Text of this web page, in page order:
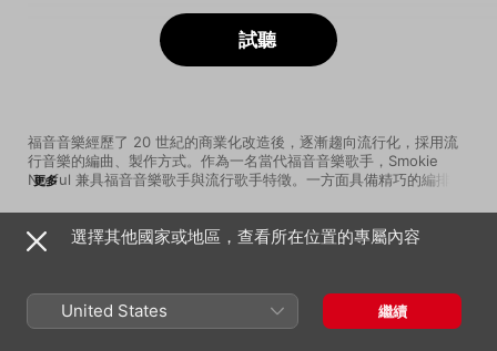
福音音樂經歷了 20 世紀的商業化改造後，逐漸趨向流行化，採用流
行音樂的編曲、製作方式。作為一名當代福音音樂歌手，Smokie
Norful 兼具福音音樂歌手與流行歌手特徵。一方面具備精巧的編排、
仰、對真善美的歌頌幾乎佔據了 Smokie 歌詞的全部內容。作為一名
牧師的兒子，Smokie 在童年時期就開始接觸福音音樂，這為他長大
後的音樂發展之路奠定了良好的基礎。他富有磁性、飽含情感的聲
Smokie 對傳統福音音樂的繼承，也能找到他用 Hip-hop、藍調爵士
等現代音樂元素對傳統福音音樂的改造與發揚光大。
更多
試聽
歌曲
Todd Dulaney
I Need You Now
選擇其他國家或地區，查看所在位置的專屬內容
United States 繼續